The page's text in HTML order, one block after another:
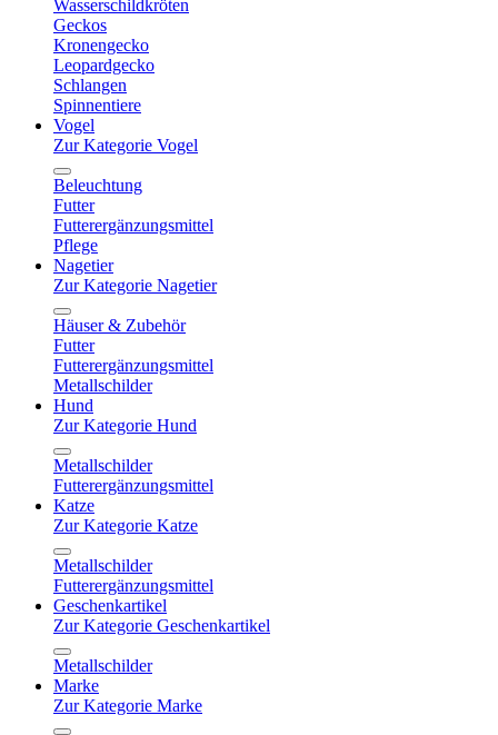
Wasserschildkröten
Geckos
Kronengecko
Leopardgecko
Schlangen
Spinnentiere
Vogel
Zur Kategorie Vogel
Beleuchtung
Futter
Futterergänzungsmittel
Pflege
Nagetier
Zur Kategorie Nagetier
Häuser & Zubehör
Futter
Futterergänzungsmittel
Metallschilder
Hund
Zur Kategorie Hund
Metallschilder
Futterergänzungsmittel
Katze
Zur Kategorie Katze
Metallschilder
Futterergänzungsmittel
Geschenkartikel
Zur Kategorie Geschenkartikel
Metallschilder
Marke
Zur Kategorie Marke